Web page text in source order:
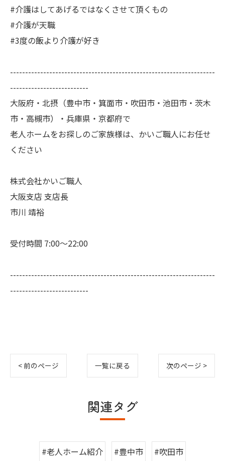
#介護はしてあげるではなくさせて頂くもの
#介護が天職
#3度の飯より介護が好き
--------------------------------------------------------------------
--------------------------
大阪府・北摂（豊中市・箕面市・吹田市・池田市・茨木
市・高槻市）・兵庫県・京都府で
老人ホームをお探しのご家族様は、かいご職人にお任せ
ください
株式会社かいご職人
大阪支店 支店長
市川 靖裕
受付時間 7:00～22:00
--------------------------------------------------------------------
--------------------------
< 前のページ 一覧に戻る 次のページ >
関連タグ
#老人ホーム紹介 #豊中市
#吹田市